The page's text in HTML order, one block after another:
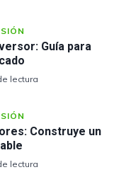
Guía para
lectura
Construye un
lectura